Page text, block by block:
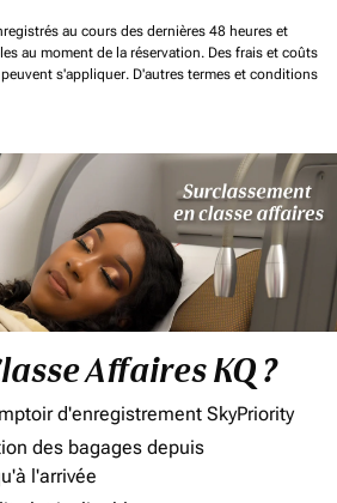
au cours des dernières 48 heures et
au moment de la réservation. Des frais et coûts
s'appliquer. D'autres termes et conditions
Affaires KQ ?
d'enregistrement SkyPriority
des bagages depuis
l'arrivée